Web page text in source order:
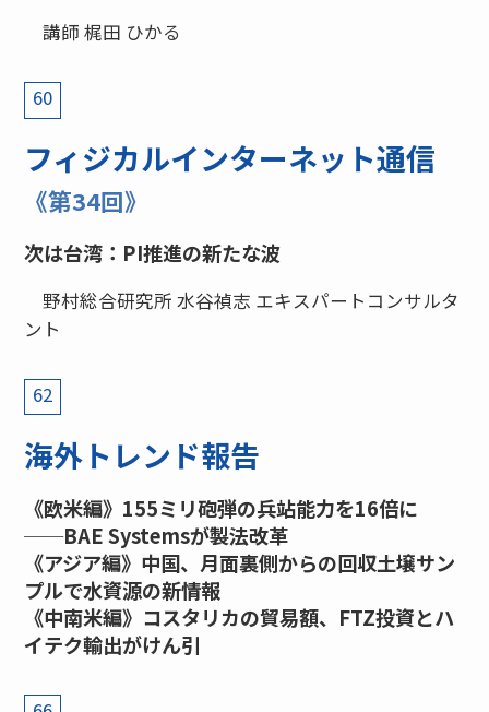
講師 梶田 ひかる
60
フィジカルインターネット通信
《第34回》
次は台湾：PI推進の新たな波
野村総合研究所 水谷禎志 エキスパートコンサルタ
ント
62
海外トレンド報告
《欧米編》155ミリ砲弾の兵站能力を16倍に
──BAE Systemsが製法改革
《アジア編》中国、月面裏側からの回収土壌サン
プルで水資源の新情報
《中南米編》コスタリカの貿易額、FTZ投資とハ
イテク輸出がけん引